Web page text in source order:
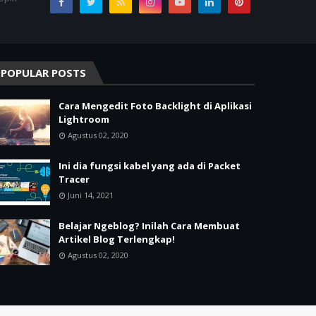
POPULAR POSTS
Cara Mengedit Foto Backlight di Aplikasi
Lightroom
Agustus 02, 2020
Ini dia fungsi kabel yang ada di Packet
Tracer
Juni 14, 2021
Belajar Ngeblog? Inilah Cara Membuat
Artikel Blog Terlengkap!
Agustus 02, 2020